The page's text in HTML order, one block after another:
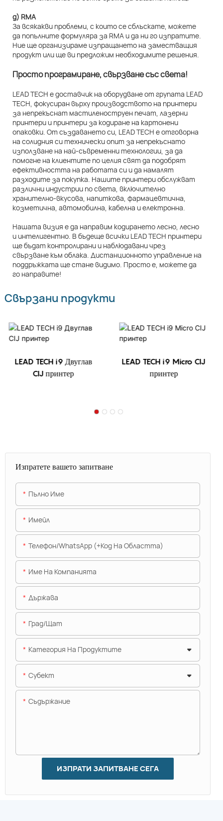
д) RMA
За всякакви проблеми, с които се сблъскате, можете
да попълните формуляра за RMA и да ни го изпратите.
Ние ще организираме изпращането на заместващия
продукт или ще ви предложим необходимите решения.
Просто програмиране, свързване със света!
LEAD TECH е доставчик на оборудване от групата LEAD
TECH, фокусиран върху производството на принтери
за непрекъснат мастиленоструен печат, лазерни
принтери и принтери за кодиране на картонени
опаковки. От създаването си, LEAD TECH е отговорна
на солидния си технически опит за непрекъснато
използване на най-съвременни технологии, за да
помогне на клиентите по целия свят да подобрят
ефективността на работата си и да намалят
разходите за покупка. Нашите принтери обслужват
различни индустрии по света, включително
хранително-вкусова, напиткова, фармацевтична,
козметична, автомобилна, кабелна и електронна.
Нашата визия е да направим кодирането лесно, лесно
и интелигентно. В бъдеще всички LEAD TECH принтери
ще бъдат контролирани и наблюдавани чрез
свързване към облака. Дистанционното управление на
поддръжката ще стане видимо. Просто е, можете да
го направите!
Свързани продукти
LEAD TECH i9 Двуглав
CIJ принтер
LEAD TECH i9 Micro CIJ
принтер
Изпратете вашето запитване
Пълно Име
Имейл
Телефон/WhatsApp (+Код На Областта)
Име На Компанията
Държава
Град/щат
Категория На Продуктите
Субект
Съдържание
ИЗПРАТИ ЗАПИТВАНЕ СЕГА